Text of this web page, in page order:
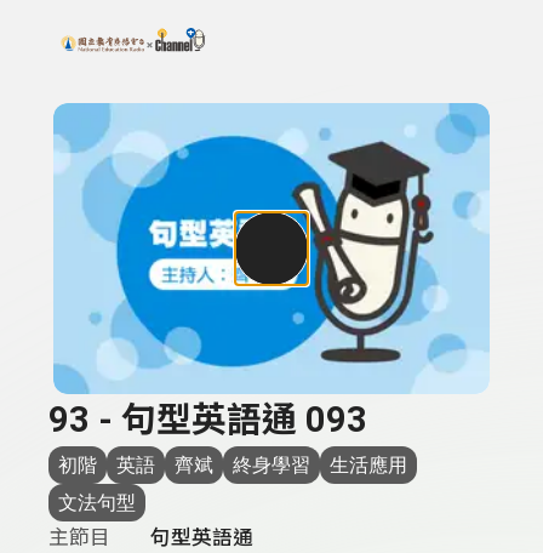
上方功能區塊
搜尋關鍵字：可輸入節目名稱、主持人或關鍵字
93 - 句型英語通 093
初階 英語 齊斌 終身學習
生活應用
文法句型
主節目
句型英語通